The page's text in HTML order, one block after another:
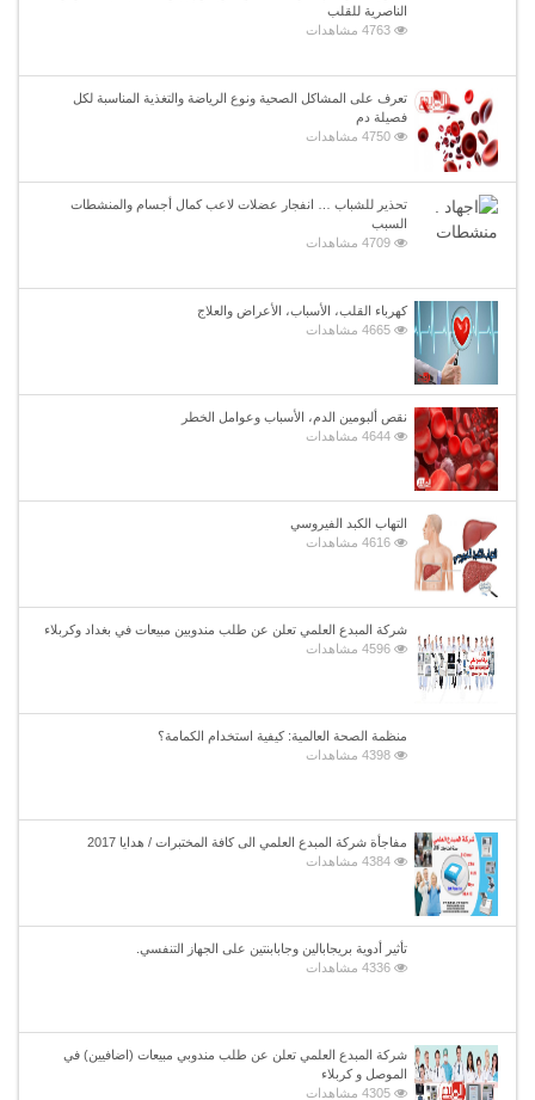
الناصرية للقلب
4763 مشاهدات
تعرف على المشاكل الصحية ونوع الرياضة والتغذية المناسبة لكل
فصيلة دم
4750 مشاهدات
تحذير للشباب … انفجار عضلات لاعب كمال أجسام والمنشطات
السبب
4709 مشاهدات
كهرباء القلب، الأسباب، الأعراض والعلاج
4665 مشاهدات
نقص ألبومين الدم، الأسباب وعوامل الخطر
4644 مشاهدات
التهاب الكبد الفيروسي
4616 مشاهدات
شركة المبدع العلمي تعلن عن طلب مندوبين مبيعات في بغداد وكربلاء
4596 مشاهدات
منظمة الصحة العالمية: كيفية استخدام الكمامة؟
4398 مشاهدات
مفاجأة شركة المبدع العلمي الى كافة المختبرات / هدايا 2017
4384 مشاهدات
تأثير أدوية بريجابالين وجابابنتين على الجهاز التنفسي.
4336 مشاهدات
شركة المبدع العلمي تعلن عن طلب مندوبي مبيعات (اضافيين) في
الموصل و كربلاء
4305 مشاهدات